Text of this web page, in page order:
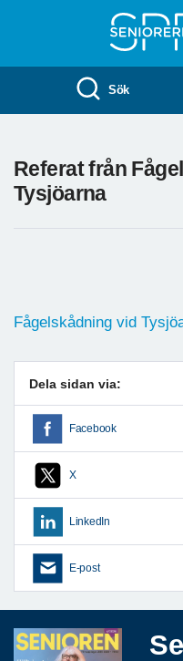
Sök
Referat från
Tysjöarna
Fågelskådning vid
Dela sidan via:
Facebook
X
LinkedIn
E-post